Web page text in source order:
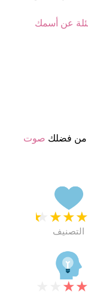
صوت
★
★
★
★
التصنيف
★
★